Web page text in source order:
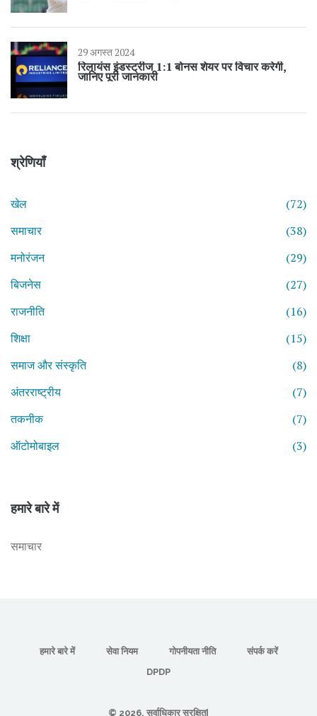
29 अगस्त 2024
रिलायंस इंडस्ट्रीज 1:1 बोनस शेयर पर विचार करेगी,
जानिए पूरी जानकारी
श्रेणियाँ
खेल
(72)
समाचार
(38)
मनोरंजन
(29)
बिजनेस
(27)
राजनीति
(16)
शिक्षा
(15)
समाज और संस्कृति
(8)
अंतरराष्ट्रीय
(7)
तकनीक
(7)
ऑटोमोबाइल
(3)
हमारे बारे में
समाचार
हमारे बारे में सेवा नियम गोपनीयता नीति
संपर्क करें
DPDP
© 2026. सर्वाधिकार सुरक्षित|